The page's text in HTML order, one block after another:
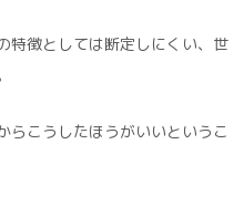
特徴としては断定しにくい、世
らこうしたほうがいいというこ